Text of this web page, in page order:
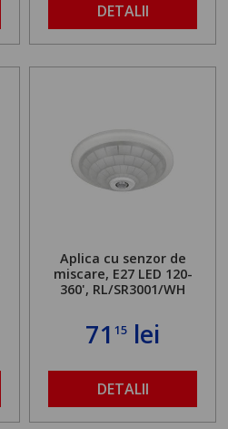
DETALII
Aplica cu senzor de
miscare, E27 LED 120-
360', RL/SR3001/WH
7115 lei
DETALII